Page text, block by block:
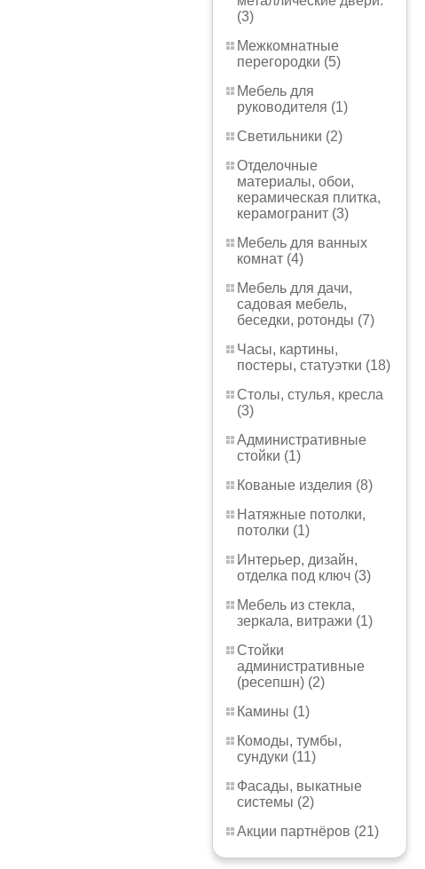
(3)
Межкомнатные
перегородки (5)
Мебель для
руководителя (1)
Светильники (2)
Отделочные
материалы, обои,
керамическая плитка,
керамогранит (3)
Мебель для ванных
комнат (4)
Мебель для дачи,
садовая мебель,
беседки, ротонды (7)
Часы, картины,
постеры, статуэтки (18)
Столы, стулья, кресла
(3)
Административные
стойки (1)
Кованые изделия (8)
Натяжные потолки,
потолки (1)
Интерьер, дизайн,
отделка под ключ (3)
Мебель из стекла,
зеркала, витражи (1)
Стойки
административные
(ресепшн) (2)
Камины (1)
Комоды, тумбы,
сундуки (11)
Фасады, выкатные
системы (2)
Акции партнёров (21)